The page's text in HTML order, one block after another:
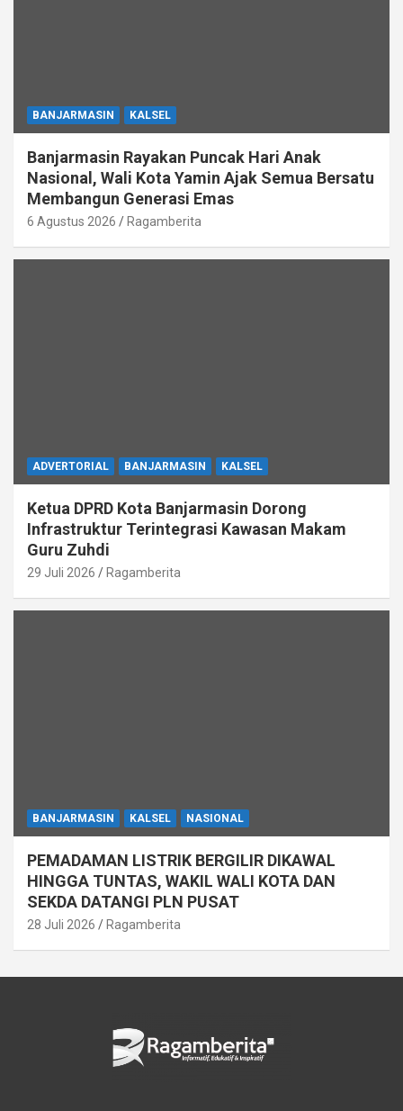
BANJARMASIN KALSEL
Banjarmasin Rayakan Puncak Hari Anak
Nasional, Wali Kota Yamin Ajak Semua Bersatu
Membangun Generasi Emas
6 Agustus 2026 Ragamberita
ADVERTORIAL BANJARMASIN KALSEL
Ketua DPRD Kota Banjarmasin Dorong
Infrastruktur Terintegrasi Kawasan Makam
Guru Zuhdi
29 Juli 2026 Ragamberita
BANJARMASIN KALSEL NASIONAL
PEMADAMAN LISTRIK BERGILIR DIKAWAL
HINGGA TUNTAS, WAKIL WALI KOTA DAN
SEKDA DATANGI PLN PUSAT
28 Juli 2026 Ragamberita